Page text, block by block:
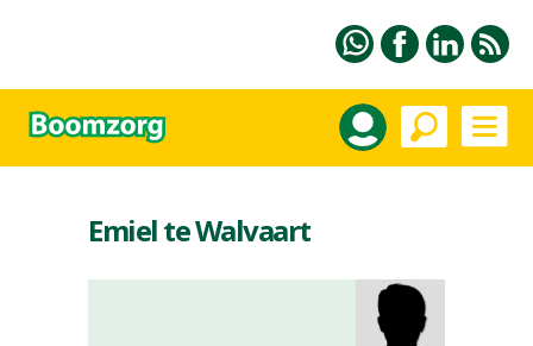
Emiel te Walvaart